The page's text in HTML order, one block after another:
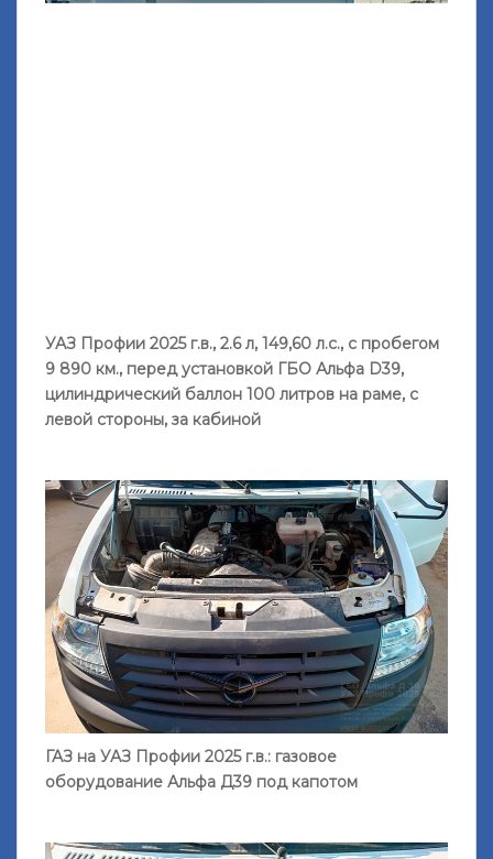
УАЗ Профии 2025 г.в., 2.6 л, 149,60 л.с., с пробегом
9 890 км., перед установкой ГБО Альфа D39,
цилиндрический баллон 100 литров на раме, с
левой стороны, за кабиной
ГАЗ на УАЗ Профии 2025 г.в.: газовое
оборудование Альфа Д39 под капотом